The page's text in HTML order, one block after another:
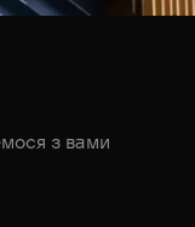
з вами